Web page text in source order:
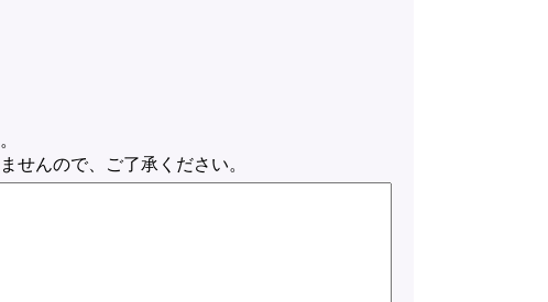
せんので、ご了承ください。